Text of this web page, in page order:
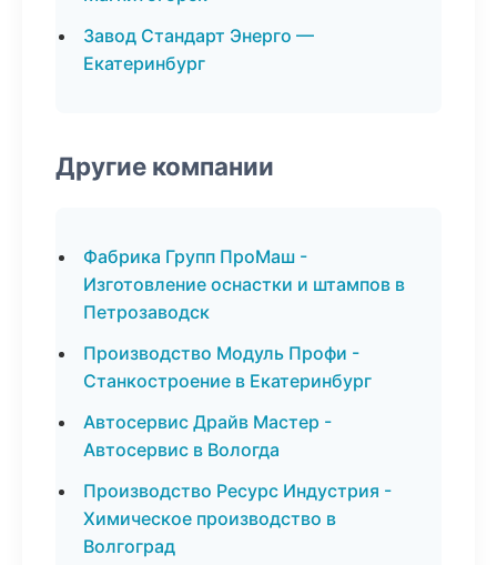
Завод Стандарт Энерго —
Екатеринбург
Другие компании
Фабрика Групп ПроМаш -
Изготовление оснастки и штампов в
Петрозаводск
Производство Модуль Профи -
Станкостроение в Екатеринбург
Автосервис Драйв Мастер -
Автосервис в Вологда
Производство Ресурс Индустрия -
Химическое производство в
Волгоград